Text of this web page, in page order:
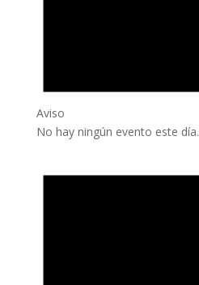
Aviso
No hay ningún evento este día.